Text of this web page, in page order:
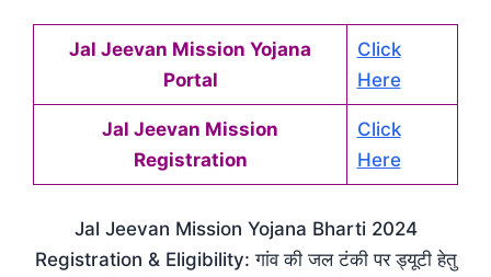
Jal Jeevan Mission Yojana
Portal
Click
Here
Jal Jeevan Mission
Registration
Click
Here
Jal Jeevan Mission Yojana Bharti 2024
Registration & Eligibility: गांव की जल टंकी पर ड्यूटी हेतु